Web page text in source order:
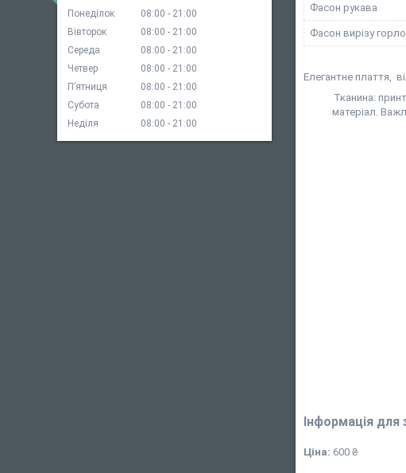
Фасон рукава
Фасон вирізу
Елегантне плаття,
Тканина:
матеріал.
Інформація для
Ціна: 600 ₴
Понеділок 08:00
21:00
Вівторок
08:00
21:00
Середа
08:00
21:00
Четвер
08:00
21:00
Пʼятниця
08:00
21:00
Субота
08:00
21:00
Неділя
08:00 21:00